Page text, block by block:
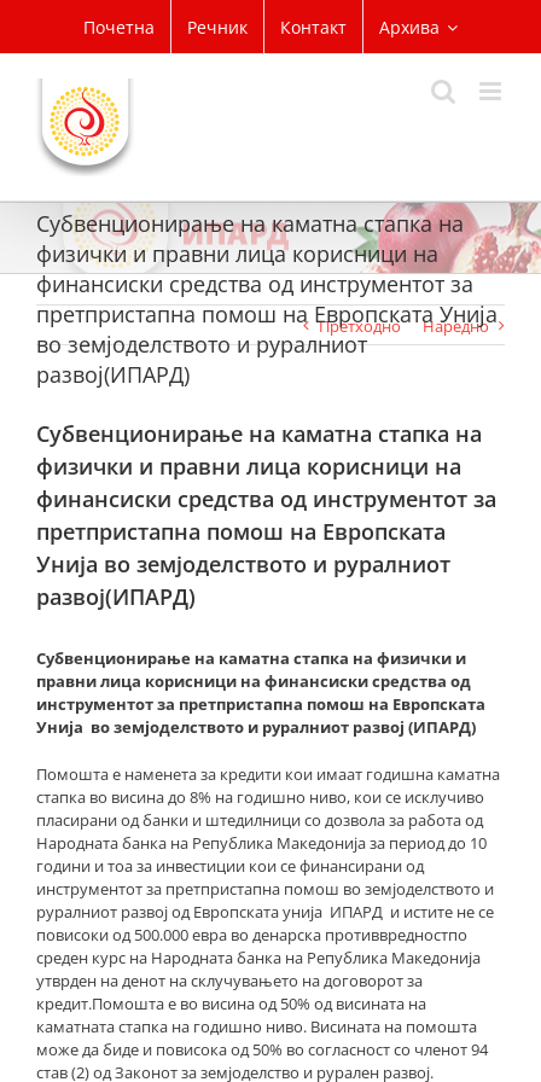
content
Почетна Речник Контакт Архива
Субвенционирање на каматна стапка на
физички и правни лица корисници на
финансиски средства од инструментoт за
претпристапна помош на Европската Унија
во земјоделството и руралниот
развој(ИПАРД)
Претходно Наредно
Субвенционирање на каматна стапка на
физички и правни лица корисници на
финансиски средства од инструментoт за
претпристапна помош на Европската
Унија во земјоделството и руралниот
развој(ИПАРД)
Субвенционирање на каматна стапка на физички и
правни лица корисници на финансиски средства од
инструментoт за претпристапна помош на Европската
Унија во земјоделството и руралниот развој (ИПАРД)
Помошта е наменета за кредити кои имаат годишна каматна
стапка во висина до 8% на годишно ниво, кои се исклучиво
пласирани од банки и штедилници со дозвола за работа од
Народната банка на Република Македонија за период до 10
години и тоа за инвестиции кои се финансирани од
инструментoт за претпристапна помош во земјоделството и
руралниот развој од Европската унија ИПАРД и истите не се
повисоки од 500.000 евра во денарска противвредностпо
среден курс на Народната банка на Република Македонија
утврден на денот на склучувањето на договорот за
кредит.Помошта е во висина од 50% од висината на
каматната стапка на годишно ниво. Висината на помошта
може да биде и повисока од 50% во согласност со членот 94
став (2) од Законот за земјоделство и рурален развој.